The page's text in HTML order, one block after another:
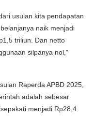
usulan kita pendapatan
naik menjadi
triliun. Dan netto
silpanya nol,”
Raperda APBD 2025,
adalah sebesar
menjadi Rp28,4